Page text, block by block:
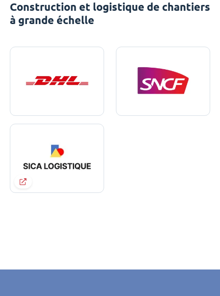
Construction et logistique de chantiers
à grande échelle